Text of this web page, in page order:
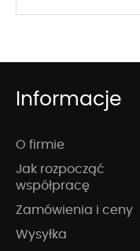
Informacje
O firmie
Jak rozpocząć
współpracę
Zamówienia i ceny
Wysyłka